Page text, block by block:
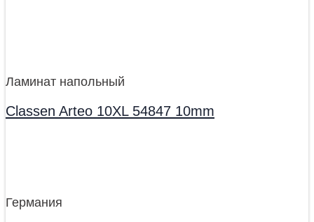
Ламинат напольный
Classen Arteo 10XL 54847 10mm
Германия